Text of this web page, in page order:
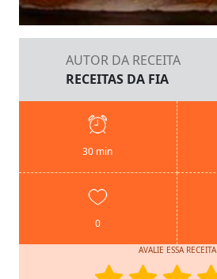
AUTOR DA RECEITA
RECEITAS DA FIA
30 min
0
AVALIE ESSA RECEITA